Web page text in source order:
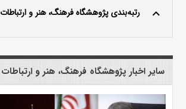
keyboard_arrow_up رتبه‌بندی پژوهشگاه فرهنگ، هنر و ارتباطات
سایر اخبار پژوهشگاه فرهنگ، هنر و ارتباطات